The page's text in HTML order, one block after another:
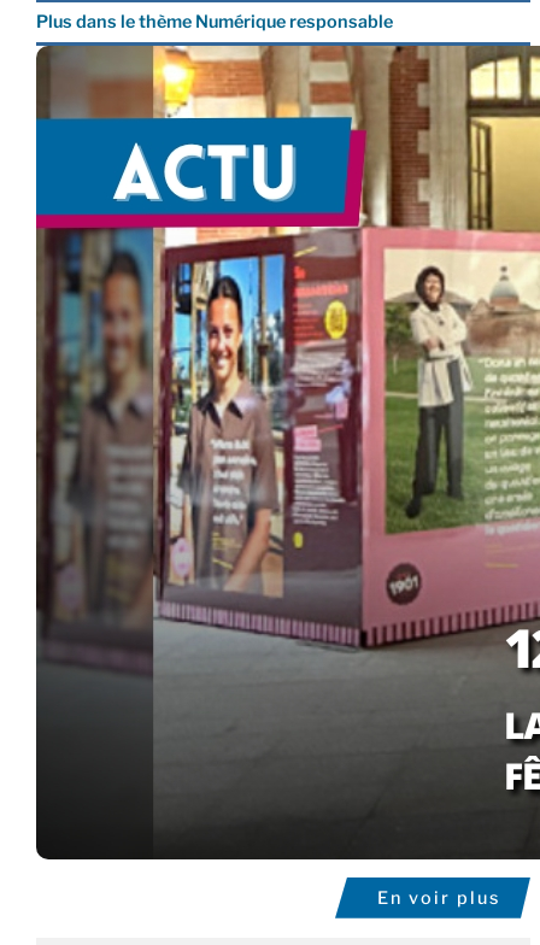
Plus dans le thème Numérique responsable
En voir plus